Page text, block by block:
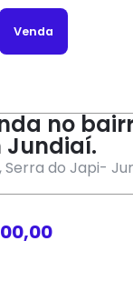
Venda
no
Jundiaí.
,Serra do Japi-